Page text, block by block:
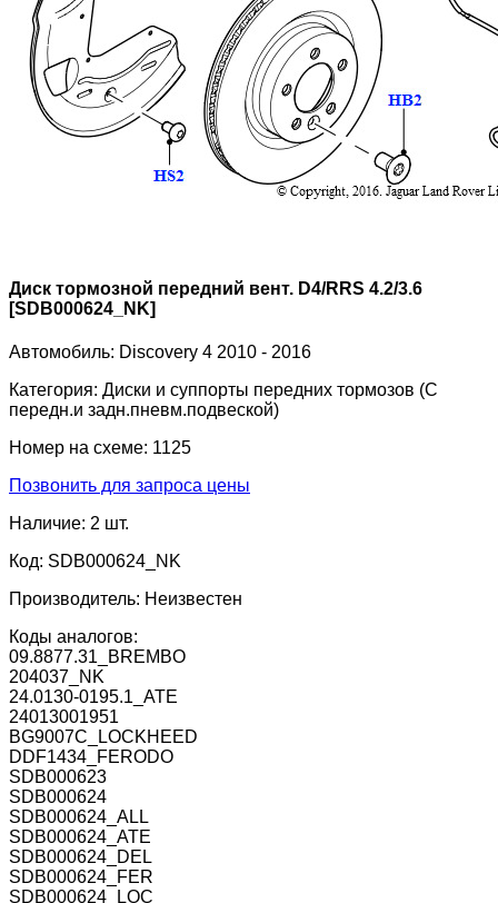
Диск тормозной передний вент. D4/RRS 4.2/3.6
[SDB000624_NK]
Автомобиль: Discovery 4 2010 - 2016
Категория: Диски и суппорты передних тормозов (С
передн.и задн.пневм.подвеской)
Номер на схеме: 1125
Позвонить для запроса цены
Наличие: 2 шт.
Код: SDB000624_NK
Производитель: Неизвестен
Коды аналогов:
09.8877.31_BREMBO
204037_NK
24.0130-0195.1_ATE
24013001951
BG9007C_LOCKHEED
DDF1434_FERODO
SDB000623
SDB000624
SDB000624_ALL
SDB000624_ATE
SDB000624_DEL
SDB000624_FER
SDB000624_LOC